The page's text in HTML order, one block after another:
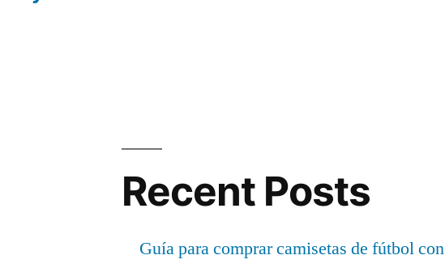
Recent Posts
Guía para comprar camisetas de fútbol con